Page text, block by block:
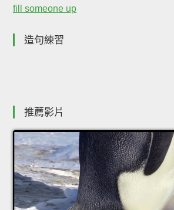
fill someone up
造句練習
推薦影片